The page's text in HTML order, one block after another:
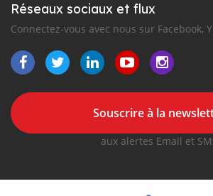
Réseaux sociaux et flux
Connectez-vous avec nous sur Facebook,
Souscrire à la
aux alertes Email et